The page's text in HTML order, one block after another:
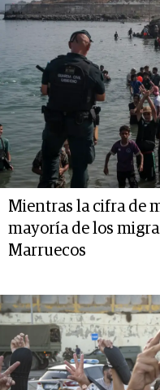
Mientras la cifra de
mayoría de los
Marruecos